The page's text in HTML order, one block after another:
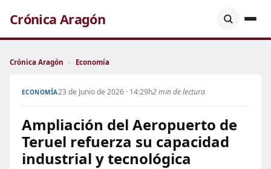
Crónica Aragón
Crónica Aragón › Economía
ECONOMÍA23 de Junio de 2026 · 14:29h2 min de lectura
Ampliación del Aeropuerto de
Teruel refuerza su capacidad
industrial y tecnológica